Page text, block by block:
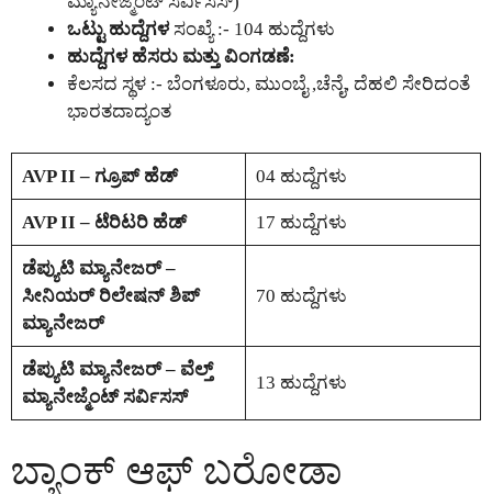
ಒಟ್ಟು ಹುದ್ದೆಗಳಸಂಖ್ಯೆ :- 104 ಹುದ್ದೆಗಳು
ಹುದ್ದೆಗಳ ಹೆಸರು ಮತ್ತು ವಿಂಗಡಣೆ:
ಕೆಲಸದ ಸ್ಥಳ :- ಬೆಂಗಳೂರು, ಮುಂಬೈ ,ಚೆನೈ, ದೆಹಲಿ ಸೇರಿದಂತೆ
ಭಾರತದಾದ್ಯಂತ
AVP II – ಗ್ರೂಪ್ ಹೆಡ್ 04 ಹುದ್ದೆಗಳು
AVP II – ಟೆರಿಟರಿ ಹೆಡ್ 17 ಹುದ್ದೆಗಳು
ಡೆಪ್ಯುಟಿ ಮ್ಯಾನೇಜರ್ –
ಸೀನಿಯರ್ ರಿಲೇಷನ್ ಶಿಪ್
ಮ್ಯಾನೇಜರ್
70 ಹುದ್ದೆಗಳು
ಡೆಪ್ಯುಟಿ ಮ್ಯಾನೇಜರ್ – ವೆಲ್ತ್
ಮ್ಯಾನೇಜ್ಮೆಂಟ್ ಸರ್ವಿಸಸ್
13 ಹುದ್ದೆಗಳು
ಬ್ಯಾಂಕ್ ಆಫ್ ಬರೋಡಾ